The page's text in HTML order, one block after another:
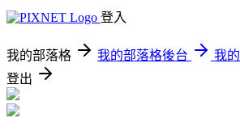
登入
我的部落格 我的部落格後台
我
登出